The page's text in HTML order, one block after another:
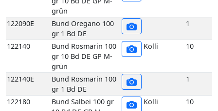
Bund Rosmarin 100
gr 1 Bd DE
122180
Bund Salbei 100 gr
10 Bd DE GP M-
grün
10
Bund Salbei 100 gr
1 Bd DE
122260
Bund Thymian 100
gr 10 Bd DE GP M-
grün
10